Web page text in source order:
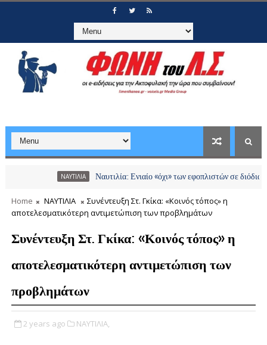
Ναυτιλία: Ενιαίο «όχι» των εφοπλιστών σε διόδια και
Home ΝΑΥΤΙΛΙΑ
Συνέντευξη Στ. Γκίκα: «Κοινός τόπος» η
αποτελεσματικότερη αντιμετώπιση των προβλημάτων
Συνέντευξη Στ. Γκίκα: «Κοινός τόπος» η
αποτελεσματικότερη αντιμετώπιση των
προβλημάτων
2 years ago ΝΑΥΤΙΛΙΑ,